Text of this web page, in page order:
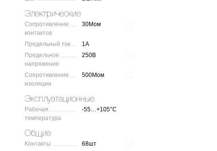
Электрические
Сопротивление
контактов
30Мом
Предельный ток
1А
Предельное
напряжение
250В
Сопротивление
изоляции
500Мом
Эксплуатационные
Рабочая
температура
-55…+105°C
Общие
Контакты
68шт